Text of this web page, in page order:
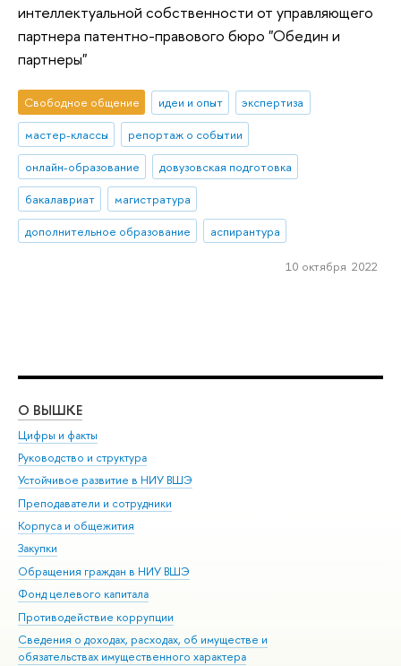
интеллектуальной собственности от управляющего
партнера патентно-правового бюро "Обедин и
партнеры"
Свободное общение идеи и опыт
экспертиза
мастер-классы
репортаж о событии
онлайн-образование
довузовская подготовка
бакалавриат
магистратура
дополнительное образование
аспирантура
10 октября 2022
О ВЫШКЕ
Цифры и факты
Руководство и структура
Устойчивое развитие в НИУ ВШЭ
Преподаватели и сотрудники
Корпуса и общежития
Закупки
Обращения граждан в НИУ ВШЭ
Фонд целевого капитала
Противодействие коррупции
Сведения о доходах, расходах, об имуществе и
обязательствах имущественного характера